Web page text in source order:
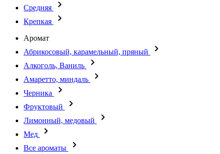
Средняя
Крепкая
Аромат
Абрикосовый, карамельный, пряный
Алкоголь, Ваниль
Амаретто, миндаль
Черника
Фруктовый
Лимонный, медовый
Мед
Все ароматы